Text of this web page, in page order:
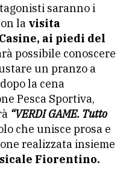
saranno i
la visita
ai piedi del
possibile conoscere
un pranzo a
la cena
Pesca Sportiva,
“VERDI GAME. Tutto
che unisce prosa e
realizzata insieme
Fiorentino.